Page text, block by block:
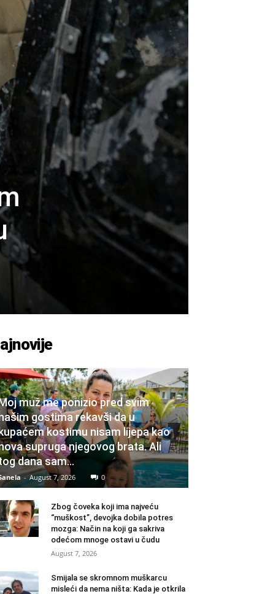
muž me ponizio pred svim
gostima rekavši da u
kostimu nisam lijepa kao
supruga njegovog brata. Ali
dana sam...
- August 7, 2026 0
Zbog čoveka koji ima najveću
“muškost”, devojka dobila potres
mozga: Način na koji ga sakriva
odećom mnoge ostavi u čudu
August 7, 2026
Smijala se skromnom muškarcu
misleći da nema ništa: Kada je otkrila